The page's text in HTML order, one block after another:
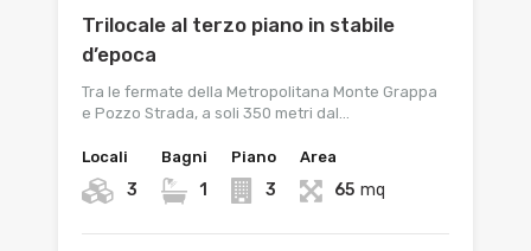
Trilocale al terzo piano in stabile
d’epoca
Tra le fermate della Metropolitana Monte Grappa
e Pozzo Strada, a soli 350 metri dal…
Locali
3
Bagni
1
Piano
3
Area
65 mq